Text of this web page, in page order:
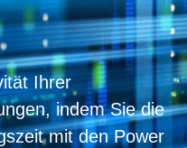
Ihrer
indem Sie die
mit den Power